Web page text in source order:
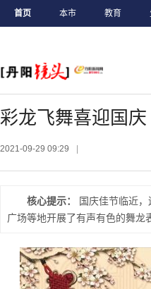
首页 本市 教育
彩龙飞舞喜迎国庆
2021-09-29 09:29
核心提示：
国庆佳节临近
广场等地开展了有声有色的舞龙